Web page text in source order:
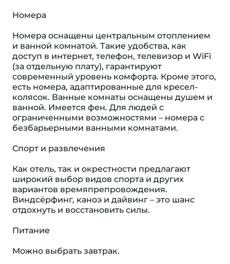
Номера
Номера оснащены центральным отоплением
и ванной комнатой. Такие удобства, как
доступ в интернет, телефон, телевизор и WiFi
(за отдельную плату), гарантируют
современный уровень комфорта. Кроме этого,
есть номера, адаптированные для кресел-
колясок. Ванные комнаты оснащены душем и
ванной. Имеется фен. Для людей с
ограниченными возможностями – номера с
безбарьерными ванными комнатами.
Спорт и развлечения
Как отель, так и окрестности предлагают
широкий выбор видов спорта и других
вариантов времяпрепровождения.
Виндсёрфинг, каноэ и дайвинг – это шанс
отдохнуть и восстановить силы.
Питание
Можно выбрать завтрак.